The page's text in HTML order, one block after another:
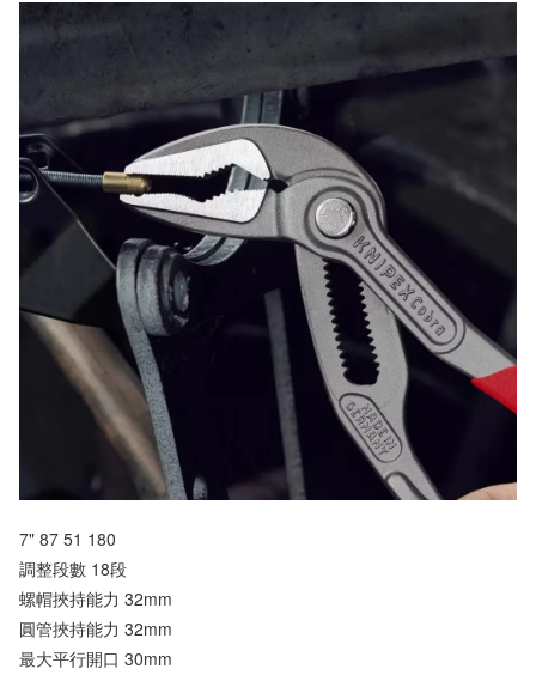
7" 87 51 180
調整段數 18段
螺帽挾持能力 32mm
圓管挾持能力 32mm
最大平行開口 30mm